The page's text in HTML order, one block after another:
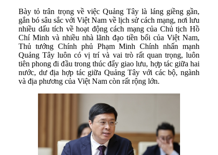
Bày tỏ trân trọng về việc Quảng Tây là láng giềng gần,
gắn bó sâu sắc với Việt Nam về lịch sử cách mạng, nơi lưu
nhiều dấu tích về hoạt động cách mạng của Chủ tịch Hồ
Chí Minh và nhiều nhà lãnh đạo tiền bối của Việt Nam,
Thủ tướng Chính phủ Phạm Minh Chính nhấn mạnh
Quảng Tây luôn có vị trí và vai trò rất quan trọng, luôn
tiên phong đi đầu trong thúc đẩy giao lưu, hợp tác giữa hai
nước, dư địa hợp tác giữa Quảng Tây với các bộ, ngành
và địa phương của Việt Nam còn rất rộng lớn.